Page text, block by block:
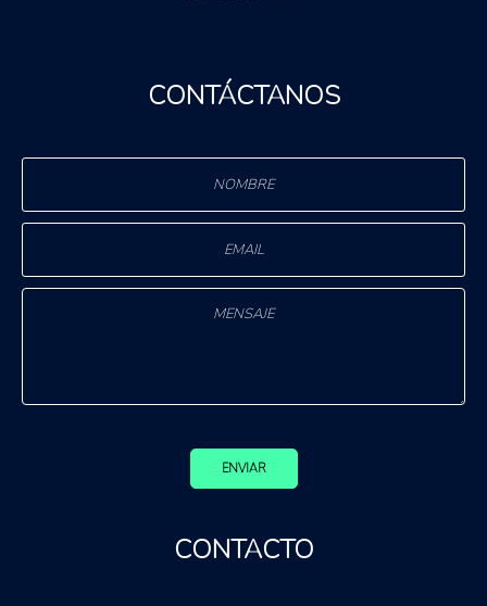
CONTÁCTANOS
ENVIAR
CONTACTO